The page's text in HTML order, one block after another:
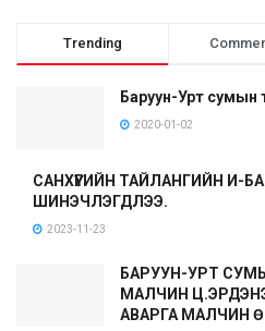
Trending
Баруун-Урт сумын
2020-01-02
САНХҮҮГИЙН ТАЙЛАНГИЙН И-
ШИНЭЧЛЭГДЛЭЭ.
2023-11-23
БАРУУН-УРТ
МАЛЧИН
АВАРГА МАЛЧИН